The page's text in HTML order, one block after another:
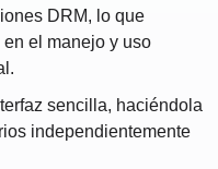
DRM, lo que
el manejo y uso
sencilla, haciéndola
independientemente